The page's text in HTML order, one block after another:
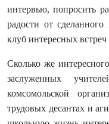
интервью, попросить
радости от
клуб интересных
Сколько же
заслуженных
комсомольской
трудовых десантах и